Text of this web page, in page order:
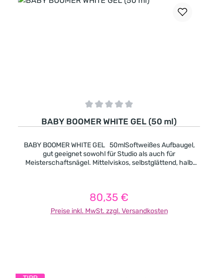
Durchschnittliche Bewertung von 0 von 5 Sternen
BABY BOOMER WHITE GEL (50 ml)
BABY BOOMER WHITE GEL 50mlSoftweißes Aufbaugel,
gut geeignet sowohl für Studio als auch für
Meisterschaftsnägel. Mittelviskos, selbstglättend, halb
Regulärer Preis:
80,35 €
Preise inkl. MwSt. zzgl. Versandkosten